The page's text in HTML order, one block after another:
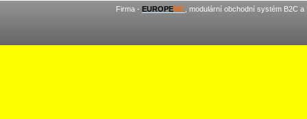
Firma - EUROPEMC , modulární obchodní systém B2C